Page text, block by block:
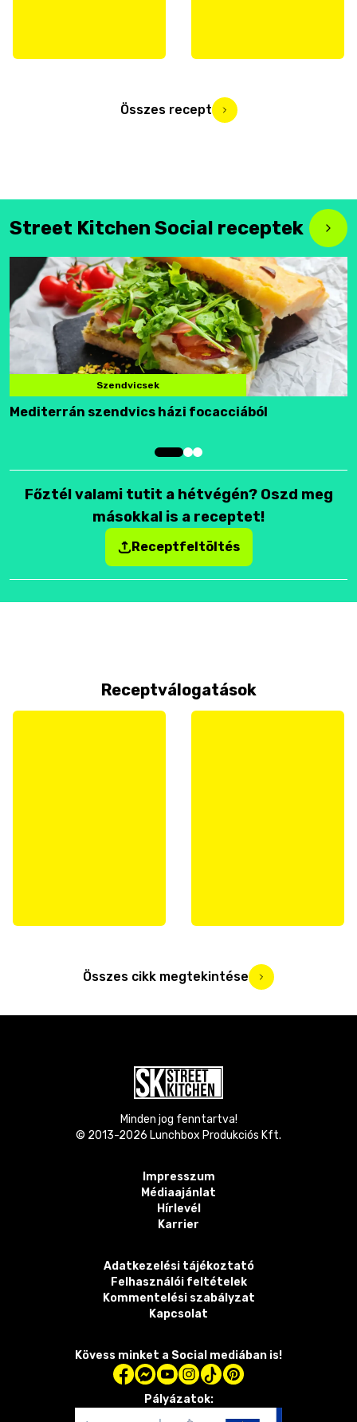
Összes recept
Street Kitchen Social receptek
Szendvicsek
Mediterrán szendvics házi focacciából
Főztél valami tutit a hétvégén? Oszd meg
másokkal is a receptet!
Receptfeltöltés
Receptválogatások
Összes cikk megtekintése
Minden jog fenntartva!
© 2013-2026 Lunchbox Produkciós Kft.
Impresszum
Médiaajánlat
Hírlevél
Karrier
Adatkezelési tájékoztató
Felhasználói feltételek
Kommentelési szabályzat
Kapcsolat
Kövess minket a Social mediában is!
Pályázatok: